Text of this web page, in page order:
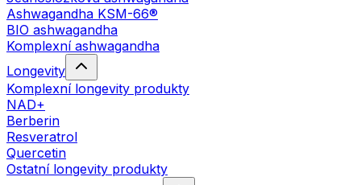
Ashwagandha KSM-66®
BIO ashwagandha
Komplexní ashwagandha
Longevity
Komplexní longevity produkty
NAD+
Berberin
Resveratrol
Quercetin
Ostatní longevity produkty